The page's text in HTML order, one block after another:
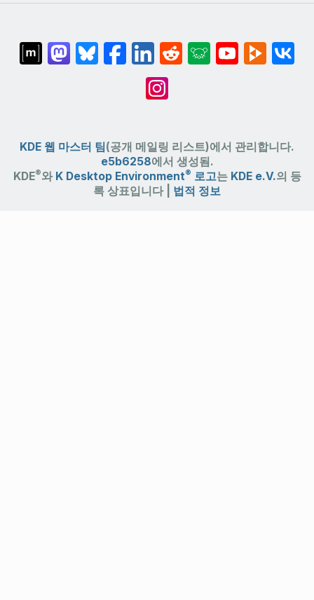
KDE 웹 마스터 팀(공개 메일링 리스트)에서 관리합니다.
e5b6258에서 생성됨.
KDE®와 K Desktop Environment® 로고는 KDE e.V.의 등
록 상표입니다 | 법적 정보